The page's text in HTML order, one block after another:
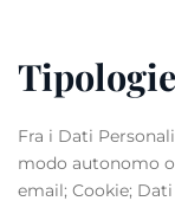
Fra i Dati
modo autonomo
email; Cookie;